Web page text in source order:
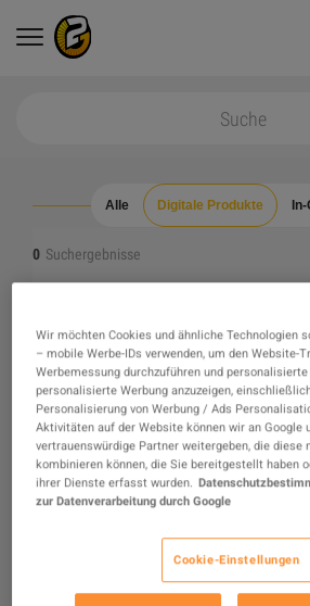
Alle Digitale Produkte
0 Suchergebnisse
Das gewünschte Produkt wurde
vielleicht weckt eine unserer
stattdessen dein
Wir möchten Cookies und ähnliche Technologien
– mobile Werbe-IDs verwenden, um den Website-
Werbemessung durchzuführen und
personalisierte Werbung anzuzeigen,
Personalisierung von Werbung / Ads
Aktivitäten auf der Website können wir an Google
vertrauenswürdige Partner weitergeben, die diese
kombinieren können, die Sie bereitgestellt haben
ihrer Dienste erfasst wurden.
zur Datenverarbeitung durch Google
Cookie-Einstellungen